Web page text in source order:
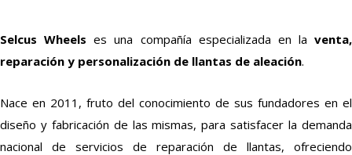
Selcus Wheels es una compañía especializada en la venta,
reparación y personalización de llantas de aleación.
Nace en 2011, fruto del conocimiento de sus fundadores en el
diseño y fabricación de las mismas, para satisfacer la demanda
nacional de servicios de reparación de llantas, ofreciendo